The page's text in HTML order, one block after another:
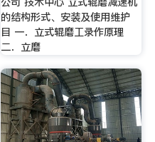
的结构形式、安装及使用维护
目 一．立式辊磨工录作原理
二．立磨